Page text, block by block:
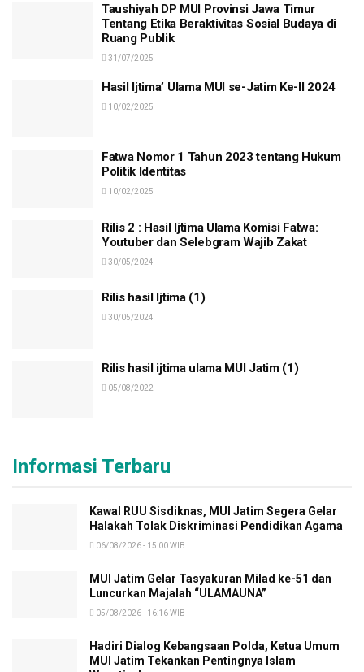
Taushiyah DP MUI Provinsi Jawa Timur
Tentang Etika Beraktivitas Sosial Budaya di
Ruang Publik
31/07/2025
Hasil Ijtima’ Ulama MUI se-Jatim Ke-II 2024
10/02/2025
Fatwa Nomor 1 Tahun 2023 tentang Hukum
Politik Identitas
10/02/2025
Rilis 2 : Hasil Ijtima Ulama Komisi Fatwa:
Youtuber dan Selebgram Wajib Zakat
30/05/2024
Rilis hasil Ijtima (1)
30/05/2024
Rilis hasil ijtima ulama MUI Jatim (1)
05/08/2022
Informasi Terbaru
Kawal RUU Sisdiknas, MUI Jatim Segera Gelar
Halakah Tolak Diskriminasi Pendidikan Agama
06/08/2026 - 15:00 WIB
MUI Jatim Gelar Tasyakuran Milad ke-51 dan
Luncurkan Majalah “ULAMAUNA”
05/08/2026 - 16:16 WIB
Hadiri Dialog Kebangsaan Polda, Ketua Umum
MUI Jatim Tekankan Pentingnya Islam